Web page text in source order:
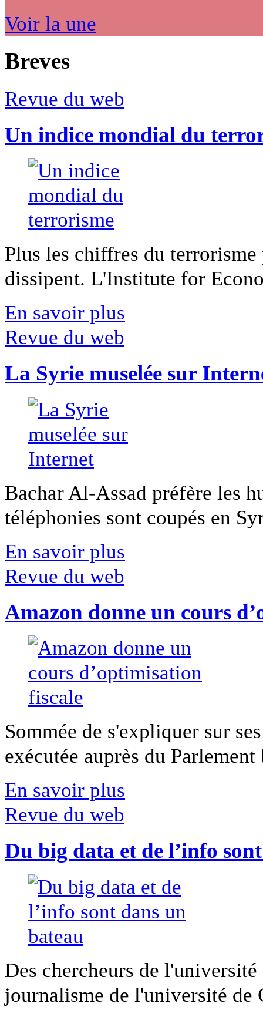
Voir la une
Breves
Revue du web
Un indice mondial du
Plus les chiffres du
dissipent. L'Institute for
En savoir plus
Revue du web
La Syrie muselée sur
Bachar Al-Assad préfère les
téléphonies sont coupés en
En savoir plus
Revue du web
Amazon donne un cours
Sommée de s'expliquer sur
exécutée auprès du
En savoir plus
Revue du web
Du big data et de l’info
Des chercheurs de
journalisme de l'université